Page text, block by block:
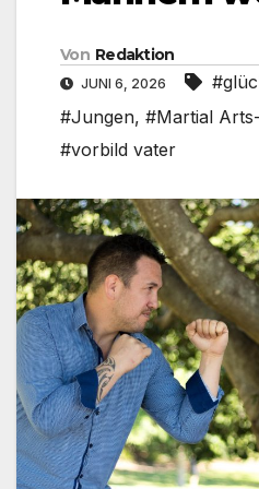
Von Redaktion
JUNI 6, 2026
#Jungen, #Martial
#vorbild vater